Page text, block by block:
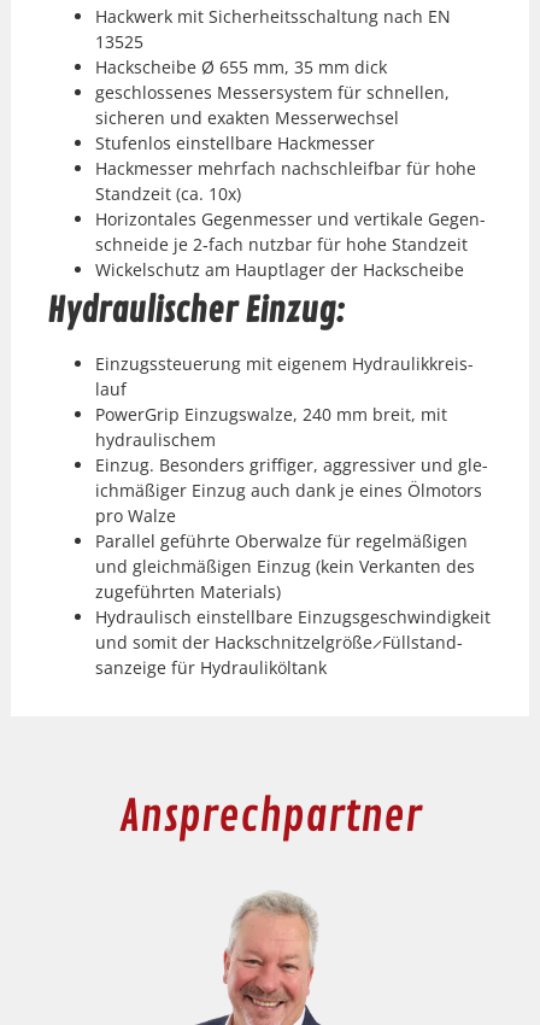
Hack­w­erk mit Sicher­heitss­chal­tung nach EN
13525
Hackscheibe Ø 655 mm, 35 mm dick
geschlossenes Messer­sys­tem für schnellen,
sicheren und exak­ten Messer­wech­sel
Stufen­los ein­stell­bare Hackmess­er
Hackmess­er mehrfach nach­schleif­bar für hohe
Standzeit (ca. 10x)
Hor­i­zon­tales Gegen­mess­er und ver­tikale Gegen­
schnei­de je 2‑fach nutzbar für hohe Standzeit
Wick­elschutz am Haupt­lager der Hackscheibe
Hydraulischer Einzug:
Einzugss­teuerung mit eigen­em Hydraulikkreis­
lauf
Pow­er­Grip Einzugswalze, 240 mm bre­it, mit
hydraulis­chem
Einzug. Beson­ders grif­figer, aggres­siv­er und gle­
ich­mäßiger Einzug auch dank je eines Ölmo­tors
pro Walze
Par­al­lel geführte Ober­walze für regelmäßi­gen
und gle­ich­mäßi­gen Einzug (kein Verkan­ten des
zuge­führten Mate­ri­als)
Hydraulisch ein­stell­bare Einzugs­geschwindigkeit
und somit der Hackschnitzel­größe̷Füll­stand­
sanzeige für Hydrauliköl­tank
Ansprechpartner